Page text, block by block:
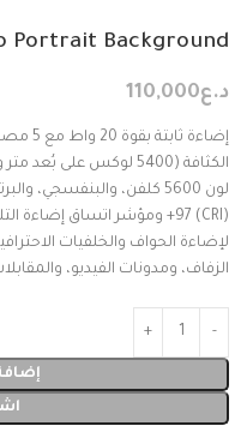
Portrait Background
د.ع110,000
الكثافة (5400 لوكس على
لون 5600 كلفن،
لإضاءة الحواف والخلفيات
الزفاف، ومدونات الفيديو،